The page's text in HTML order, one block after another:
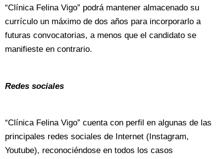
“Clínica Felina Vigo” podrá mantener almacenado su
currículo un máximo de dos años para incorporarlo a
futuras convocatorias, a menos que el candidato se
manifieste en contrario.
Redes sociales
“Clínica Felina Vigo” cuenta con perfil en algunas de las
principales redes sociales de Internet (Instagram,
Youtube), reconociéndose en todos los casos